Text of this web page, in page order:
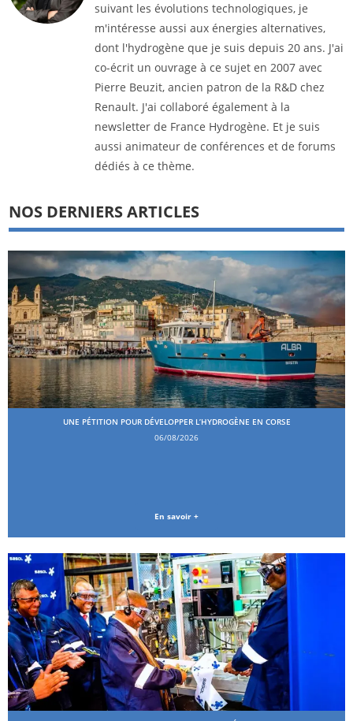
suivant les évolutions technologiques, je
m'intéresse aussi aux énergies alternatives,
dont l'hydrogène que je suis depuis 20 ans. J'ai
co-écrit un ouvrage à ce sujet en 2007 avec
Pierre Beuzit, ancien patron de la R&D chez
Renault. J'ai collaboré également à la
newsletter de France Hydrogène. Et je suis
aussi animateur de conférences et de forums
dédiés à ce thème.
NOS DERNIERS ARTICLES
UNE PÉTITION POUR DÉVELOPPER L’HYDROGÈNE EN CORSE
06/08/2026
En savoir +